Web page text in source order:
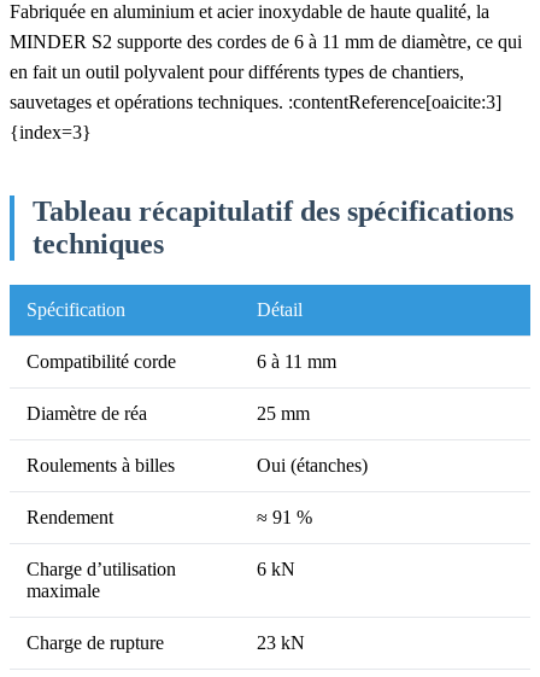
Fabriquée en aluminium et acier inoxydable de haute qualité, la
MINDER S2 supporte des cordes de 6 à 11 mm de diamètre, ce qui
en fait un outil polyvalent pour différents types de chantiers,
sauvetages et opérations techniques. :contentReference[oaicite:3]
{index=3}
Tableau récapitulatif des spécifications
techniques
Spécification Détail
Compatibilité corde 6 à 11 mm
Diamètre de réa 25 mm
Roulements à billes Oui (étanches)
Rendement ≈ 91 %
Charge d’utilisation
maximale
6 kN
Charge de rupture 23 kN